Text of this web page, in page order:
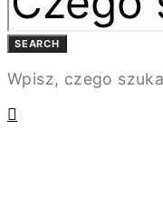
SEARCH
Wpisz, czego